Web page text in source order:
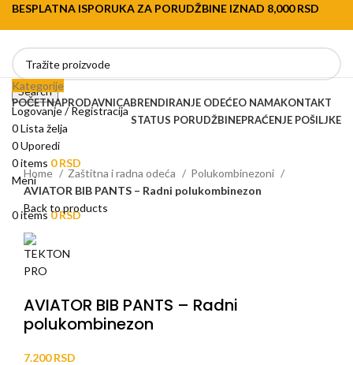
BESPLATNA ISPORUKA ZA PORUDŽBINE IZNAD 8,000 RSD
Search
Logovanje / Registracija
0Lista želja
0Uporedi
0items 0RSD
Meni
0items 0RSD
Kategorije
POČETNAPRODAVNICABRENDIRANJE ODEĆEO NAMAKONTAKT
STATUS PORUDŽBINEPRAĆENJE POŠILJKE
Home Zaštitna i radna odeća
Polukombinezoni
AVIATOR BIB PANTS – Radni polukombinezon
Back to products
AVIATOR BIB PANTS – Radni
polukombinezon
7.200RSD